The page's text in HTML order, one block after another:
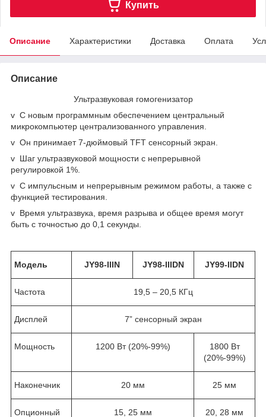
Купить
Описание Характеристики Доставка Оплата
Описание
Ультразвуковая гомогенизатор
v С новым программным обеспечением центральный
микрокомпьютер централизованного управления.
v Он принимает 7-дюймовый TFT сенсорный экран.
v Шаг ультразвуковой мощности с непрерывной
регулировкой 1%.
v С импульсным и непрерывным режимом работы, а также с
функцией тестирования.
v Время ультразвука, время разрыва и общее время могут
быть с точностью до 0,1 секунды.
Модель JY98-IIIN JY98-IIIDN JY99-IIDN
Частота 19,5 – 20,5 КГц
Дисплей 7” сенсорный экран
Мощность 1200 Вт (20%-99%)
1800 Вт
(20%-99%)
Наконечник 20 мм 25 мм
Опционный
15, 25 мм 20, 28 мм